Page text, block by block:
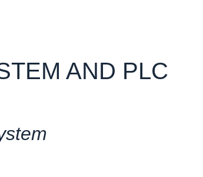
AND PLC